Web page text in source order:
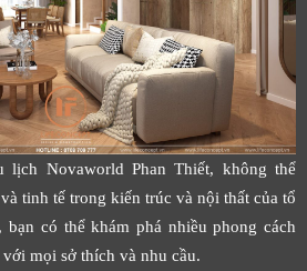
Novaworld Phan Thiết, không thể
tinh tế trong kiến trúc và nội thất của tổ
có thể khám phá nhiều phong cách
mọi sở thích và nhu cầu.